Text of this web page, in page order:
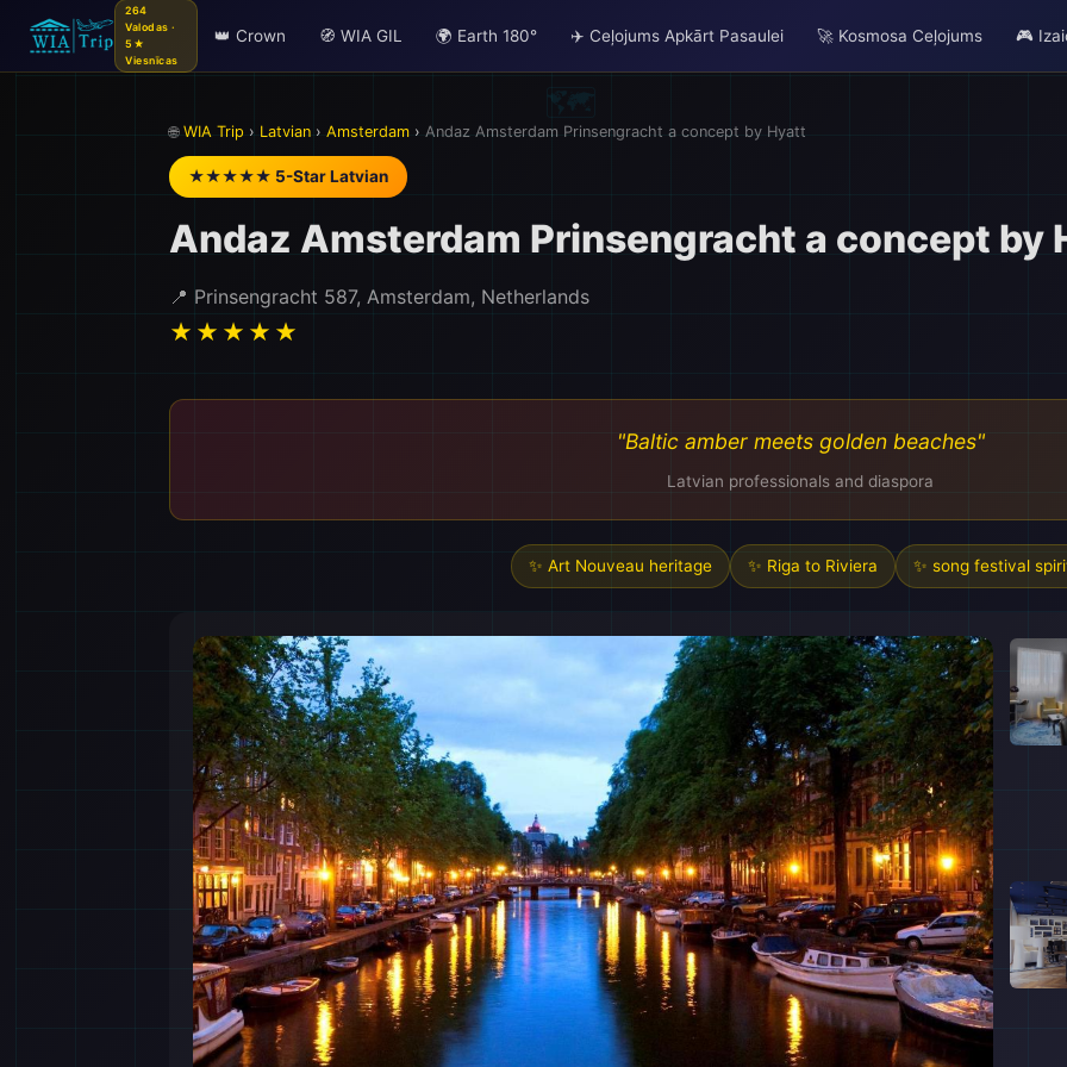
264
Valodas ·
5★
Viesnīcas
👑 Crown 🧭 WIA GIL 🌍 Earth 180° ✈️ Ceļojums Apkārt Pasaulei 🚀 Kosmosa Ceļojums 🎮
🌐 WIA Trip › Latvian › Amsterdam › Andaz Amsterdam Prinsengracht a concept by Hyatt
★★★★★ 5-Star Latvian
Andaz Amsterdam Prinsengracht a concept by
📍 Prinsengracht 587, Amsterdam, Netherlands
★★★★★
"Baltic amber meets golden beaches"
Latvian professionals and diaspora
✨ Art Nouveau heritage ✨ Riga to Riviera ✨ song festival